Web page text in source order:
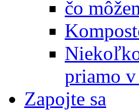
čo
priamo
Zapojte sa